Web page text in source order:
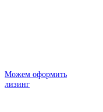
Можем оформить
лизинг